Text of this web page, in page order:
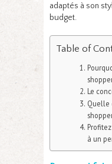
adaptés à son
budget.
Table of
Le
Quelle
à un